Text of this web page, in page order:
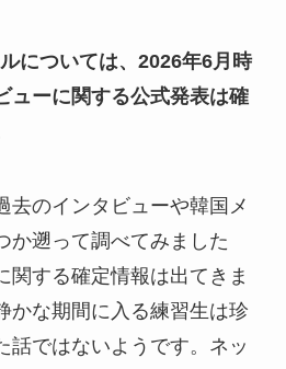
については、2026年6月時
ューに関する公式発表は確
去のインタビューや韓国メ
か遡って調べてみました
関する確定情報は出てきま
かな期間に入る練習生は珍
話ではないようです。ネッ